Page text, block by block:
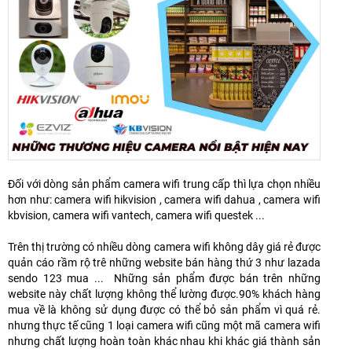
Đối với dòng sản phẩm camera wifi trung cấp thì lựa chọn nhiều
hơn như: camera wifi hikvision , camera wifi dahua , camera wifi
kbvision, camera wifi vantech, camera wifi questek ...
Trên thị trường có nhiều dòng camera wifi không dây giá rẻ được
quản cáo rầm rộ trê những website bán hàng thứ 3 như lazada
sendo 123 mua ... Những sản phẩm được bán trên những
website này chất lượng không thể lường được.90% khách hàng
mua về là không sử dụng được có thể bỏ sản phẩm vì quá rẻ.
nhưng thực tế cũng 1 loại camera wifi cũng một mã camera wifi
nhưng chất lượng hoàn toàn khác nhau khi khác giá thành sản